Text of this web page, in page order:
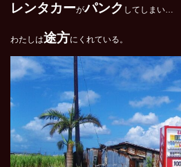
レンタカーがパンク してしまい…
わたしは途方にくれている。